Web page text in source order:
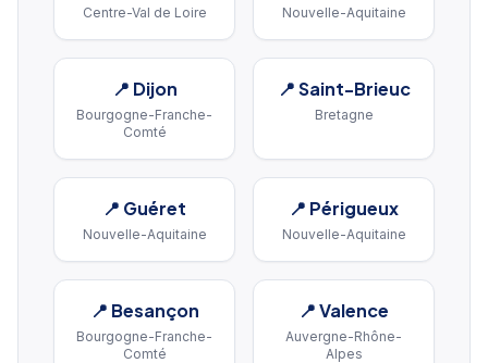
Centre-Val de Loire Nouvelle-Aquitaine
📍 Dijon
Bourgogne-Franche-
Comté
📍Saint-Brieuc
Bretagne
📍 Guéret
Nouvelle-Aquitaine
📍 Périgueux
Nouvelle-Aquitaine
📍 Besançon
Bourgogne-Franche-
Comté
📍Valence
Auvergne-Rhône-
Alpes